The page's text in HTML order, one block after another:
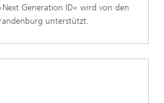
Generation ID« wird von den
unterstützt.